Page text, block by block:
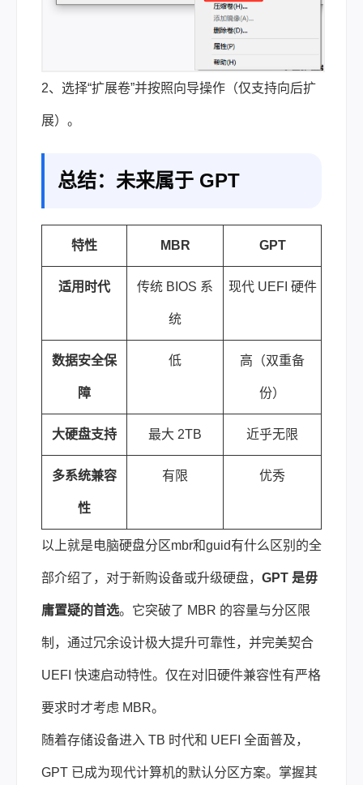
2、选择“扩展卷”并按照向导操作（仅支持向后扩
展）。
总结：未来属于 GPT
特性 MBR GPT
适用时代 传统 BIOS 系
统
现代 UEFI 硬件
数据安全保
障
低 高（双重备
份）
大硬盘支持 最大 2TB 近乎无限
多系统兼容
性
有限 优秀
以上就是电脑硬盘分区mbr和guid有什么区别的全
部介绍了，对于新购设备或升级硬盘， GPT 是毋
庸置疑的首选。它突破了 MBR 的容量与分区限
制，通过冗余设计极大提升可靠性，并完美契合
UEFI 快速启动特性。仅在对旧硬件兼容性有严格
要求时才考虑 MBR。
随着存储设备进入 TB 时代和 UEFI 全面普及，
GPT 已成为现代计算机的默认分区方案。掌握其